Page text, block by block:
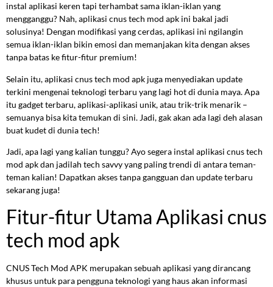
instal aplikasi keren tapi terhambat sama iklan-iklan yang
mengganggu? Nah, aplikasi cnus tech mod apk ini bakal jadi
solusinya! Dengan modifikasi yang cerdas, aplikasi ini ngilangin
semua iklan-iklan bikin emosi dan memanjakan kita dengan akses
tanpa batas ke fitur-fitur premium!
Selain itu, aplikasi cnus tech mod apk juga menyediakan update
terkini mengenai teknologi terbaru yang lagi hot di dunia maya. Apa
itu gadget terbaru, aplikasi-aplikasi unik, atau trik-trik menarik –
semuanya bisa kita temukan di sini. Jadi, gak akan ada lagi deh alasan
buat kudet di dunia tech!
Jadi, apa lagi yang kalian tunggu? Ayo segera instal aplikasi cnus tech
mod apk dan jadilah tech savvy yang paling trendi di antara teman-
teman kalian! Dapatkan akses tanpa gangguan dan update terbaru
sekarang juga!
Fitur-fitur Utama Aplikasi cnus
tech mod apk
CNUS Tech Mod APK merupakan sebuah aplikasi yang dirancang
khusus untuk para pengguna teknologi yang haus akan informasi